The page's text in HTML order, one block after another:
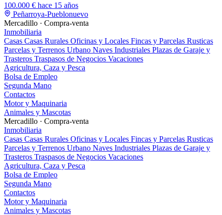
100.000 € hace 15 años
Peñarroya-Pueblonuevo
Mercadillo · Compra-venta
Inmobiliaria
Casas Casas Rurales Oficinas y Locales Fincas y Parcelas Rusticas
Parcelas y Terrenos Urbano Naves Industriales Plazas de Garaje y
Trasteros Traspasos de Negocios Vacaciones
Agricultura, Caza y Pesca
Bolsa de Empleo
Segunda Mano
Contactos
Motor y Maquinaria
Animales y Mascotas
Mercadillo · Compra-venta
Inmobiliaria
Casas Casas Rurales Oficinas y Locales Fincas y Parcelas Rusticas
Parcelas y Terrenos Urbano Naves Industriales Plazas de Garaje y
Trasteros Traspasos de Negocios Vacaciones
Agricultura, Caza y Pesca
Bolsa de Empleo
Segunda Mano
Contactos
Motor y Maquinaria
Animales y Mascotas